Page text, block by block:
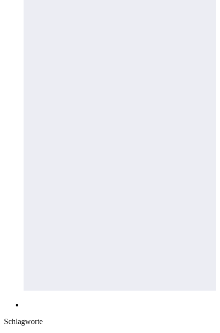
Schlagworte